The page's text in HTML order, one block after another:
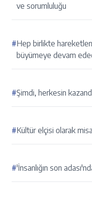
ve sorumluluğu
#Hep birlikte
büyümeye devam
#Şimdi, herkesin
#Kültür elçisi olarak
#'İnsanlığın son